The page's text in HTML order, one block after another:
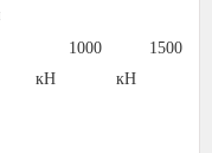
1000
кН
1500
кН